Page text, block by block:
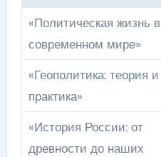
«Политическая жизнь в
современном мире»
«Геополитика: теория и
практика»
«История России: от
древности до наших